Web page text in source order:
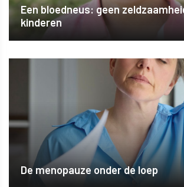
Een bloedneus: geen
kinderen
De menopauze onder de loep